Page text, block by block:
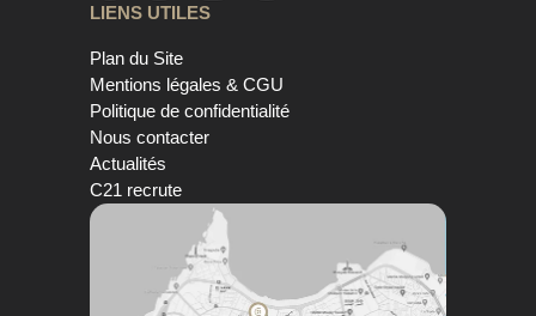
LIENS UTILES
Plan du Site
Mentions légales & CGU
Politique de confidentialité
Nous contacter
Actualités
C21 recrute